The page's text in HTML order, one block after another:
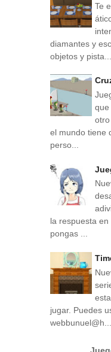
Te
diamantes y
objetos y pista...
que
el mundo tiene
perso...
la respuesta
pongas ...
jugar. Puedes
webbunuel@h...